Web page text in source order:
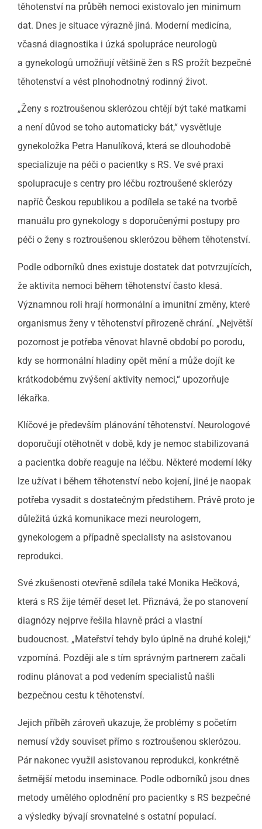
těhotenství na průběh nemoci existovalo jen minimum
dat. Dnes je situace výrazně jiná. Moderní medicína,
včasná diagnostika i úzká spolupráce neurologů
a gynekologů umožňují většině žen s RS prožít bezpečné
těhotenství a vést plnohodnotný rodinný život.
„Ženy s roztroušenou sklerózou chtějí být také matkami
a není důvod se toho automaticky bát,“ vysvětluje
gynekoložka Petra Hanulíková, která se dlouhodobě
specializuje na péči o pacientky s RS. Ve své praxi
spolupracuje s centry pro léčbu roztroušené sklerózy
napříč Českou republikou a podílela se také na tvorbě
manuálu pro gynekology s doporučenými postupy pro
péči o ženy s roztroušenou sklerózou během těhotenství.
Podle odborníků dnes existuje dostatek dat potvrzujících,
že aktivita nemoci během těhotenství často klesá.
Významnou roli hrají hormonální a imunitní změny, které
organismus ženy v těhotenství přirozeně chrání. „Největší
pozornost je potřeba věnovat hlavně období po porodu,
kdy se hormonální hladiny opět mění a může dojít ke
krátkodobému zvýšení aktivity nemoci,“ upozorňuje
lékařka.
Klíčové je především plánování těhotenství. Neurologové
doporučují otěhotnět v době, kdy je nemoc stabilizovaná
a pacientka dobře reaguje na léčbu. Některé moderní léky
lze užívat i během těhotenství nebo kojení, jiné je naopak
potřeba vysadit s dostatečným předstihem. Právě proto je
důležitá úzká komunikace mezi neurologem,
gynekologem a případně specialisty na asistovanou
reprodukci.
Své zkušenosti otevřeně sdílela také Monika Hečková,
která s RS žije téměř deset let. Přiznává, že po stanovení
diagnózy nejprve řešila hlavně práci a vlastní
budoucnost. „Mateřství tehdy bylo úplně na druhé koleji,“
vzpomíná. Později ale s tím správným partnerem začali
rodinu plánovat a pod vedením specialistů našli
bezpečnou cestu k těhotenství.
Jejich příběh zároveň ukazuje, že problémy s početím
nemusí vždy souviset přímo s roztroušenou sklerózou.
Pár nakonec využil asistovanou reprodukci, konkrétně
šetrnější metodu inseminace. Podle odborníků jsou dnes
metody umělého oplodnění pro pacientky s RS bezpečné
a výsledky bývají srovnatelné s ostatní populací.